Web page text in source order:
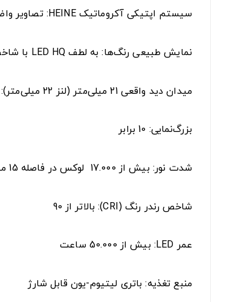
سیستم اپتیکی آکروماتیک HEINE: تصاویر واضح و بدون اعوجاج رنگی را ارائه می‌دهد، حتی در فواصل کاری مختلف.
نمایش طبیعی رنگ‌ها: به لطف LED HQ با شاخص رندر رنگ CRI بالای 90، رنگ‌ها به‌طور دقیق بازسازی می‌شوند.
میدان دید واقعی 21 میلی‌متر (لنز 22 میلی‌متر): مناسب برای معاینات دقیق و بدون اعوجاج.
بزرگ‌نمایی: 10 برابر
شدت نور: بیش از 17.000 لوکس در فاصله 15 میلی‌متری بدون صفحه تماس
شاخص رندر رنگ (CRI): بالاتر از 90
عمر LED: بیش از 50.000 ساعت
منبع تغذیه: باتری لیتیوم-یون قابل شارژ